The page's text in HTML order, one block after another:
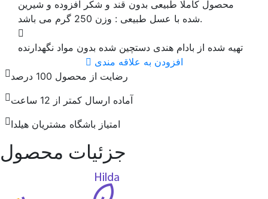
محصول کاملا طبیعی بدون قند و شکر افزوده و شیرین
شده با عسل طبیعی :وزن 250 گرم می باشد.
تهیه شده از بادام هندی دستچین شده بدون مواد نگهدارنده
افزودن به علاقه مندی
رضایت از محصول 100 درصد
آماده ارسال کمتر از 12 ساعت
امتیاز باشگاه مشتریان هیلدا
جزئیات محصول